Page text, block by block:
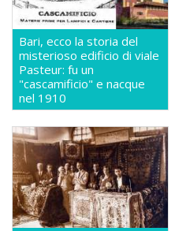
Bari, ecco la storia del
misterioso edificio di viale
Pasteur: fu un
"cascamificio" e nacque
nel 1910